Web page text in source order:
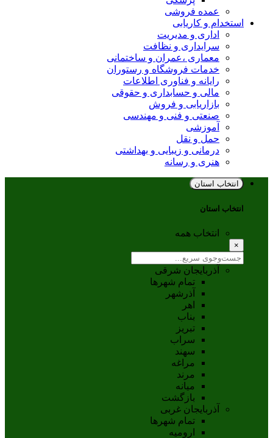
عمده فروشی
استخدام و کاریابی
اداری و مدیریت
سرایداری و نظافت
معماری ،عمران و ساختمانی
خدمات فروشگاه و رستوران
رایانه و فناوری اطلاعات
مالی و حسابداری و حقوقی
بازاریابی و فروش
صنعتی و فنی و مهندسی
آموزشی
حمل و نقل
درمانی و زیبایی و بهداشتی
هنری و رسانه
انتخاب استان
انتخاب استان
انتخاب همه
×
آذربایجان شرقی
تمام شهر‌ها
آذرشهر
اهر
بناب
تبريز
سراب
سهند
مراغه
مرند
ميانه
بازگشت
آذربایجان غربی
تمام شهر‌ها
اروميه